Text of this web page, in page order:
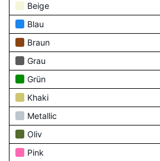
Beige
Blau
Braun
Grau
Grün
Khaki
Metallic
Oliv
Pink